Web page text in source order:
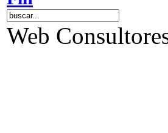
Web